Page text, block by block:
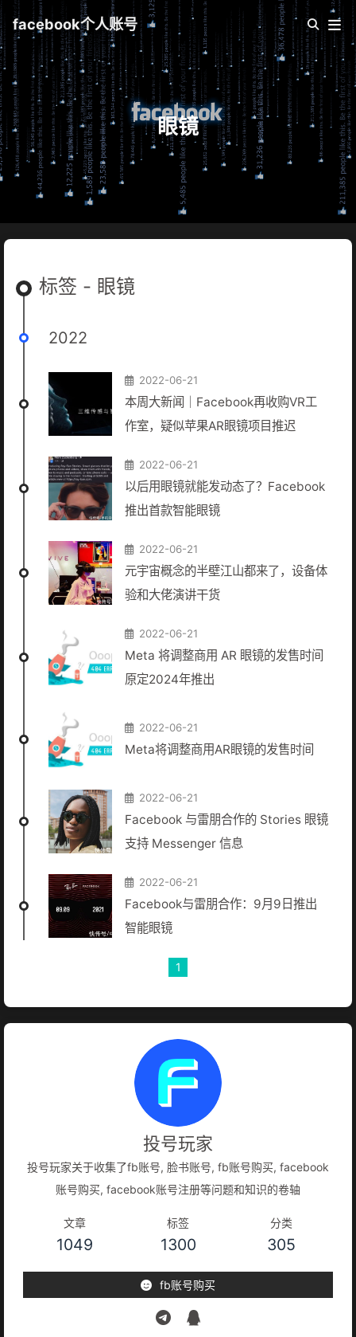
facebook个人账号
眼镜
标签 - 眼镜
2022
2022-06-21
本周大新闻｜Facebook再收购VR工
作室，疑似苹果AR眼镜项目推迟
2022-06-21
以后用眼镜就能发动态了？Facebook
推出首款智能眼镜
2022-06-21
元宇宙概念的半壁江山都来了，设备体
验和大佬演讲干货
2022-06-21
Meta 将调整商用 AR 眼镜的发售时间
原定2024年推出
2022-06-21
Meta将调整商用AR眼镜的发售时间
2022-06-21
Facebook 与雷朋合作的 Stories 眼镜
支持 Messenger 信息
2022-06-21
Facebook与雷朋合作：9月9日推出
智能眼镜
1
投号玩家
投号玩家关于收集了fb账号, 脸书账号, fb账号购买, facebook
账号购买, facebook账号注册等问题和知识的卷轴
文章
1049
标签
1300
分类
305
fb账号购买